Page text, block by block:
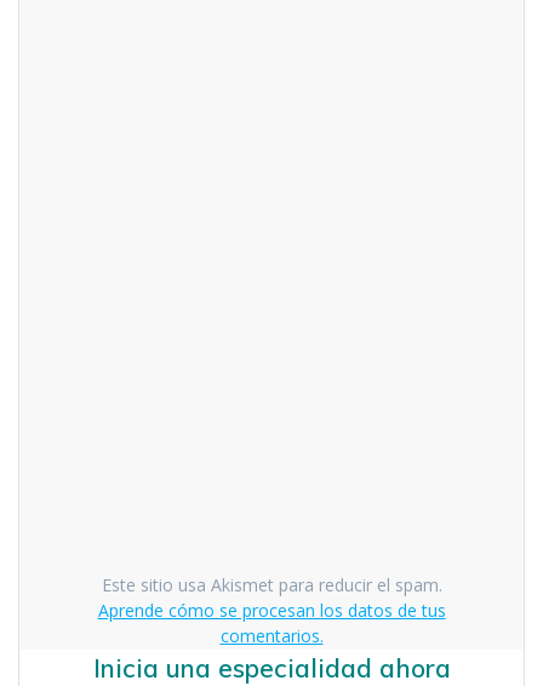
Este sitio usa Akismet para reducir el spam.
Aprende cómo se procesan los datos de tus
comentarios.
Inicia una especialidad ahora